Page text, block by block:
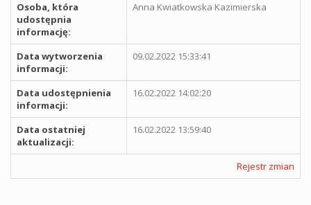
Osoba, która
udostępnia
informację:
Anna Kwiatkowska Kazimierska
Data wytworzenia
informacji:
09.02.2022 15:33:41
Data udostępnienia
informacji:
16.02.2022 14:02:20
Data ostatniej
aktualizacji:
16.02.2022 13:59:40
Rejestr zmian